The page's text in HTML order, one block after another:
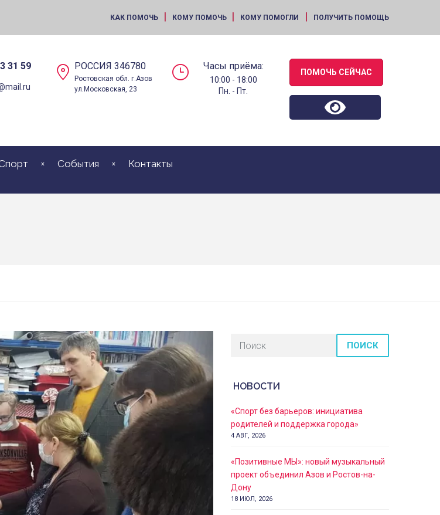
КАК ПОМОЧЬ | КОМУ ПОМОЧЬ | КОМУ ПОМОГЛИ | ПОЛУЧИТЬ ПОМОЩЬ
31 59 РОССИЯ 346780
Ростовская обл. г.Азов
ул.Московская, 23
Часы приёма:
10:00 - 18:00
Пн. - Пт.
ПОМОЧЬ СЕЙЧАС
События Контакты
ПОИСК
НОВОСТИ
«Спорт без барьеров: инициатива
родителей и поддержка города»
4 АВГ, 2026
«Позитивные МЫ»: новый музыкальный
проект объединил Азов и Ростов-на-
Дону
18 ИЮЛ, 2026